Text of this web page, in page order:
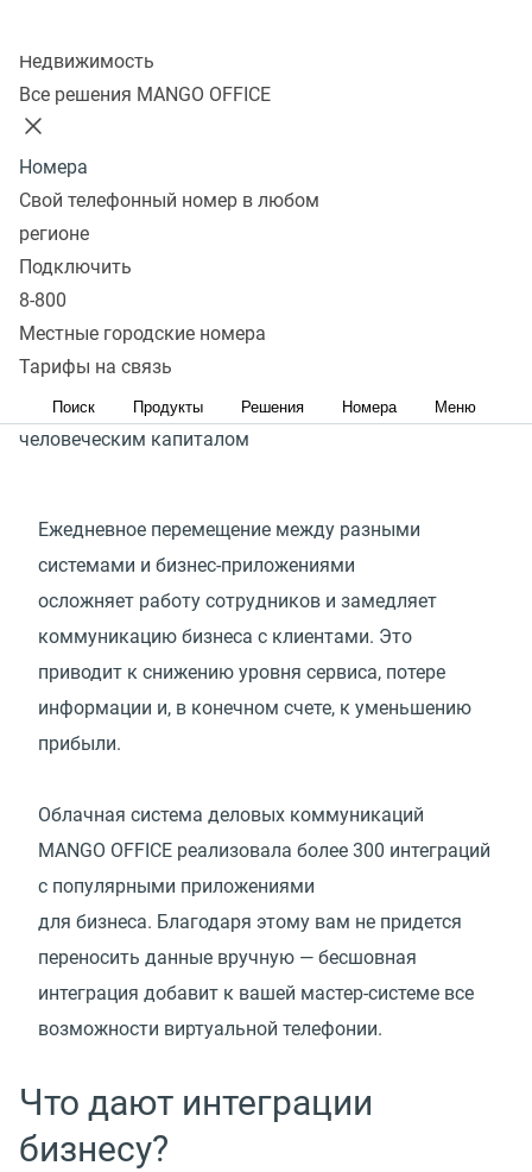
Недвижимость
Все решения MANGO OFFICE
Номера
Свой телефонный номер в любом
регионе
Подключить
8-800
Местные городские номера
Тарифы на связь
Поиск Продукты Решения Номера Меню
систем
Получить консультацию
¹УВК
с клиентами;²CDP (УДК) — управление данными
клиентов;³ERP (СПРП) — система планирования
ресурсов предприятия;
⁴HCM (УЧК) — управление
человеческим капиталом
Ежедневное перемещение между разными
системами и бизнес-приложениями
осложняет работу сотрудников и замедляет
коммуникацию бизнеса с клиентами. Это
приводит к снижению уровня сервиса, потере
информации и, в конечном счете, к уменьшению
прибыли.
Облачная система деловых коммуникаций
MANGO OFFICE реализовала более 300 интеграций
с популярными приложениями
для бизнеса. Благодаря этому вам не придется
переносить данные вручную — бесшовная
интеграция добавит к вашей мастер-системе все
возможности виртуальной телефонии.
Что дают интеграции
бизнесу?